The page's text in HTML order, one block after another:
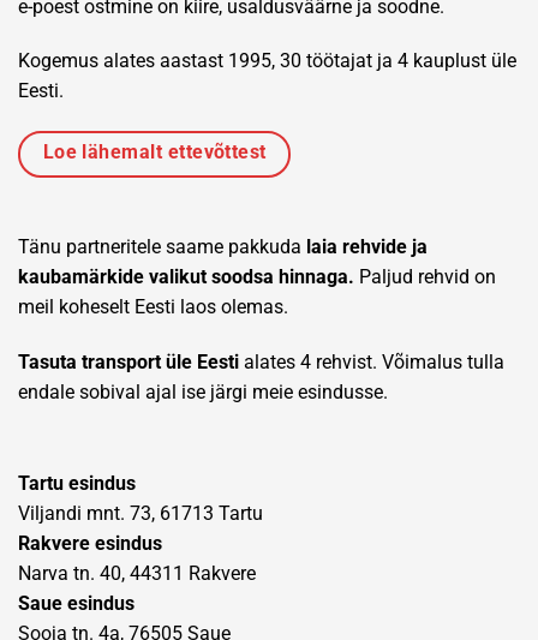
e-poest ostmine on kiire, usaldusväärne ja soodne.
Kogemus alates aastast 1995, 30 töötajat ja 4 kauplust üle
Eesti.
Loe lähemalt ettevõttest
Tänu partneritele saame pakkuda laia rehvide ja
kaubamärkide valikut soodsa hinnaga. Paljud rehvid on
meil koheselt Eesti laos olemas.
Tasuta transport üle Eesti alates 4 rehvist. Võimalus tulla
endale sobival ajal ise järgi meie esindusse.
Tartu esindus
Viljandi mnt. 73, 61713 Tartu
Rakvere esindus
Narva tn. 40, 44311 Rakvere
Saue esindus
Sooja tn. 4a, 76505 Saue